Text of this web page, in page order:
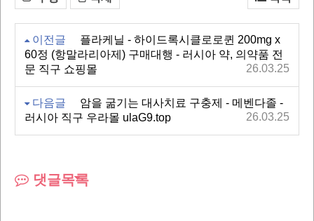
이전글
플라케닐 - 하이드록시클로로퀸 200mg x
60정 (항말라리아제) 구매대행 - 러시아 약, 의약품 전
문 직구 쇼핑몰
26.03.25
다음글
암을 굶기는 대사치료 구충제 - 메벤다졸 -
러시아 직구 우라몰 ulaG9.top
26.03.25
댓글목록